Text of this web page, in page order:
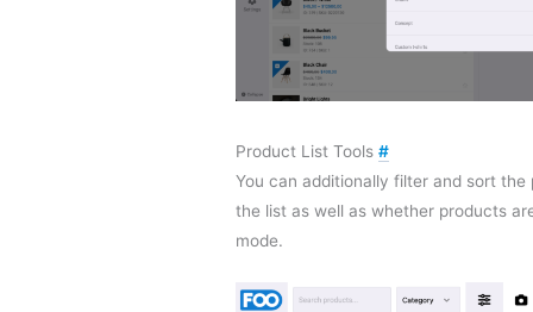
Product List Tools #
You can additionally filter and sort the
the list as well as whether products
mode.